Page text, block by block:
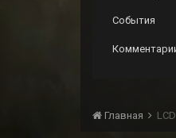
События
Главная